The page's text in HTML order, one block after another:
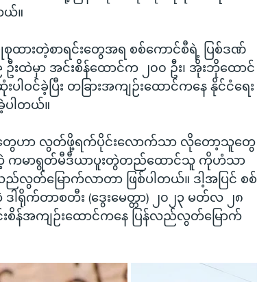
ယ်။
စုထားတဲ့စာရင်းတွေအရ စစ်ကောင်စီရဲ့ ပြစ်ဒဏ်
းထဲမှာ အင်းစိန်ထောင်က ၂၀၀ ဦး၊ အိုးဘိုထောင်
ါဝင်ခဲ့ပြီး တခြားအကျဉ်းထောင်ကနေ နိုင်ငံရေး
ပါတယ်။
တွေဟာ လွတ်ဖို့ရက်ပိုင်းလောက်သာ လိုတော့သူတွေ
ရတဲ့ ကမာရွတ်မီဒီယာပူးတွဲတည်ထောင်သူ ကိုဟံသာ
တ်မြောက်လာတာ ဖြစ်ပါတယ်။ ဒါ့အပြင် စစ်
ရိုက်တာစတီး (ဒွေးမေတ္တာ) ၂၀၂၃ မတ်လ ၂၈
းစိန်အကျဉ်းထောင်ကနေ ပြန်လည်လွတ်မြောက်